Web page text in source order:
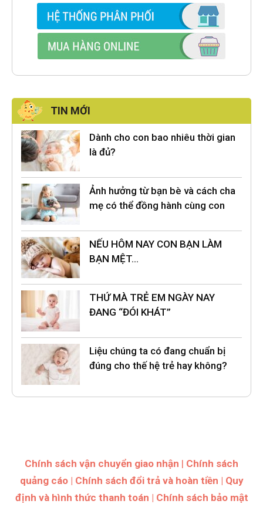
TIN MỚI
Dành cho con bao nhiêu thời gian
là đủ?
Ảnh hưởng từ bạn bè và cách cha
mẹ có thể đồng hành cùng con
NẾU HÔM NAY CON BẠN LÀM
BẠN MỆT…
THỨ MÀ TRẺ EM NGÀY NAY
ĐANG “ĐÓI KHÁT”
Liệu chúng ta có đang chuẩn bị
đúng cho thế hệ trẻ hay không?
Chính sách vận chuyển giao nhận | Chính sách
quảng cáo| Chính sách đổi trả và hoàn tiền | Quy
định và hình thức thanh toán | Chính sách bảo mật